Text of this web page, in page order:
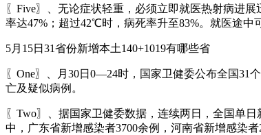
〖Five〗、无论症状轻重，必须立即就医热射病进
率达47%；超过42℃时，病死率升至83%。就医途中
5月15日31省份新增本土140+1019有哪些省
〖One〗、月30日0—24时，国家卫健委公布全国31
亡及疑似病例。
〖Two〗、据国家卫健委数据，连续两日，全国单
中，广东省新增感染者3700余例，河南省新增感染